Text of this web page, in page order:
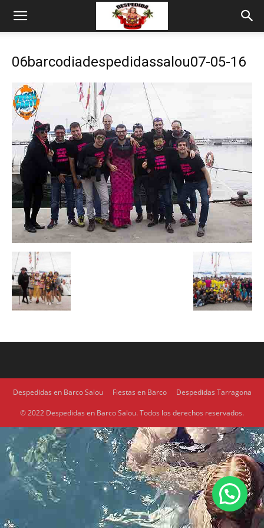
06barcodiadespedidassalou07-05-16
Despedidas en Barco Salou Fiestas en Barco Despedidas Tarragona
© 2022 Despedidas en Barco Salou. Todos los derechos reservados.